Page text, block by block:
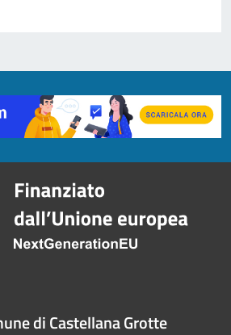
di Castellana Grotte